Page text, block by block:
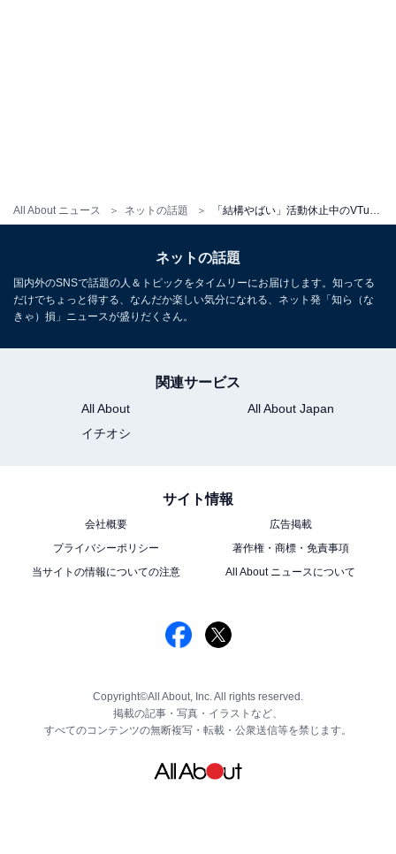
All About ニュース ネットの話題 「結構やばい」活動休止中のVTuber、運営のミス発覚「メンタル病んで休養してるタレントにこの仕打ちかよ」
ネットの話題
国内外のSNSで話題の人＆トピックをタイムリーにお届けします。知ってる
だけでちょっと得する、なんだか楽しい気分になれる、ネット発「知ら（な
きゃ）損」ニュースが盛りだくさん。
関連サービス
All About
All About Japan
イチオシ
サイト情報
会社概要
広告掲載
プライバシーポリシー
著作権・商標・免責事項
当サイトの情報についての注意
All About ニュースについて
Copyright©All About, Inc. All rights reserved.
掲載の記事・写真・イラストなど、
すべてのコンテンツの無断複写・転載・公衆送信等を禁じます。